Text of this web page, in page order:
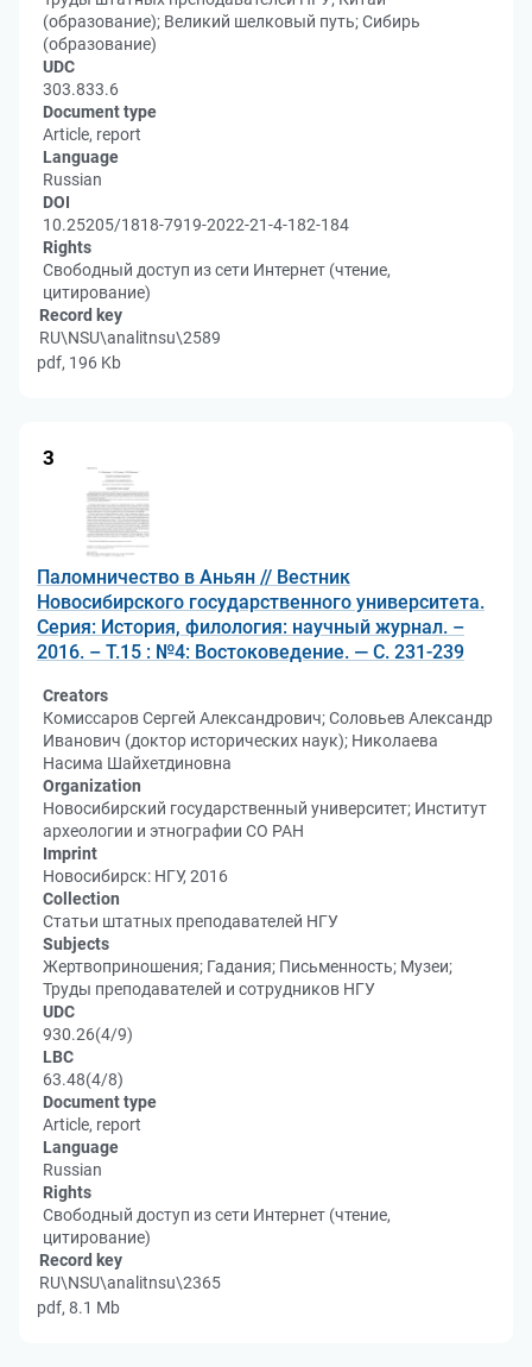
(образование); Великий шелковый путь; Сибирь
(образование)
UDC
303.833.6
Document type
Article, report
Language
Russian
DOI
10.25205/1818-7919-2022-21-4-182-184
Rights
Свободный доступ из сети Интернет (чтение,
цитирование)
Record key
RU\NSU\analitnsu\2589
pdf, 196 Kb
3
Паломничество в Аньян // Вестник
Новосибирского государственного университета.
Серия: История, филология: научный журнал. –
2016. – Т.15 : №4: Востоковедение. — С. 231-239
Creators
Комиссаров Сергей Александрович; Соловьев Александр
Иванович (доктор исторических наук); Николаева
Насима Шайхетдиновна
Organization
Новосибирский государственный университет; Институт
археологии и этнографии СО РАН
Imprint
Новосибирск: НГУ, 2016
Collection
Статьи штатных преподавателей НГУ
Subjects
Жертвоприношения; Гадания; Письменность; Музеи;
Труды преподавателей и сотрудников НГУ
UDC
930.26(4/9)
LBC
63.48(4/8)
Document type
Article, report
Language
Russian
Rights
Свободный доступ из сети Интернет (чтение,
цитирование)
Record key
RU\NSU\analitnsu\2365
pdf, 8.1 Mb